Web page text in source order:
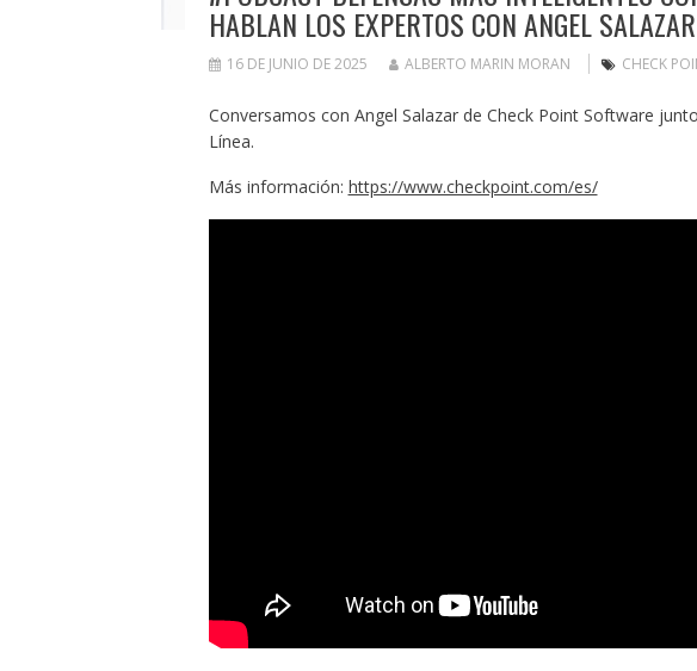
HABLAN LOS EXPERTOS CON ANGEL SALAZAR
16 DE JUNIO DE 2025 ALBERTO MARIN MORAN CHECK
Conversamos con Angel Salazar de Check Point Software
Línea.
Más información: https://www.checkpoint.com/es/